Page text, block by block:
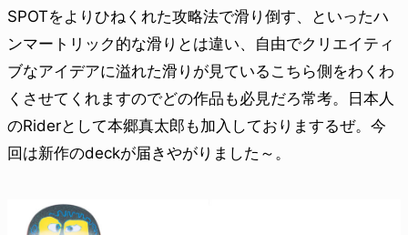
SPOTをよりひねくれた攻略法で滑り倒す、といったハ
ンマートリック的な滑りとは違い、自由でクリエイティ
ブなアイデアに溢れた滑りが見ているこちら側をわくわ
くさせてくれますのでどの作品も必見だろ常考。日本人
のRiderとして本郷真太郎も加入しておりまするぜ。今
回は新作のdeckが届きやがりました～。